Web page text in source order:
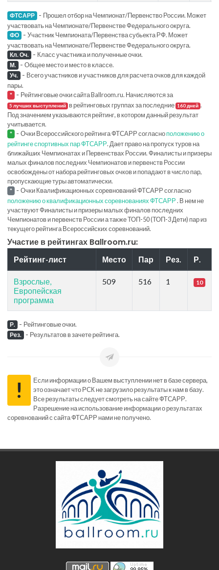
ФТСАРР - Прошел отбор на Чемпионат/Первенство России. Может
участвовать на Чемпионате/Первенстве Федерального округа.
ФО - Участник Чемпионата/Первенства субьекта РФ. Может
участвовать на Чемпионате/Первенстве Федерального округа.
Кл. Оч. - Класс участника и полученные очки.
М. - Общее место и место в классе.
Уч. - Всего участников и участников для расчета очков для каждой
пары.
* - Рейтинговые очки сайта Ballroom.ru. Начисляются за
5 лучших выступлений в рейтинговых группах за последние 160 дней .
Под значением указываются рейтинг, в котором данный результат
учитывается.
* - Очки Всероссийского рейтинга ФТСАРР согласноположению о
рейтинге спортивных пар ФТСАРР. Дает право на пропуск туров на
ближайших Чемпионатах и Первенствах России. Финалисты и призеры
малых финалов последних Чемпионатов и первенств России
освобождены от набора рейтинговых очков и попадают в число пар,
пропускающие туры автоматически.
* - Очки Квалификационных соревнований ФТСАРР согласно
положению о квалификационных соревнованиях ФТСАРР. В нем не
участвуют Финалисты и призеры малых финалов последних
Чемпионатов и первенств России а также ТОП-50 (ТОП-3 Дети) пар из
текущего рейтинга Всероссийских соревнований.
Участие в рейтингах Ballroom.ru:
Рейтинг-лист Место Пар Рез. Р.
Взрослые,
Европейская
программа
509 516 1 10
Р. - Рейтинговые очки.
Рез. - Результатов в зачете рейтинга.
!
Если информации о Вашем выступлении нет в базе сервера,
это означает что РСК не загрузило результаты к нам в базу.
Все результаты следует смотреть на сайте ФТСАРР.
Разрешение на использование информации о результатах
соревнований с сайта ФТСАРР нами не получено.